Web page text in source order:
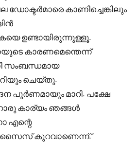
ഡോക്ടർമാരെ കാണിച്ചെങ്കിലും
ഉണ്ടായിരുന്നുള്ളൂ.
കാരണമെന്തെന്ന്
സംബന്ധമായ
ചെയ്തു.
പൂർണമായും മാറി. പക്ഷേ
കാര്യം ഞങ്ങൾ
എന്റെ
സൈസ് കുറവാണെന്ന്.”